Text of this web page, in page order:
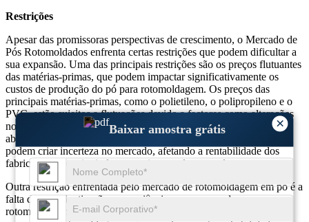
×
Baixar amostra grátis
Restrições
Apesar das promissoras perspectivas de crescimento, o Mercado de
Pós Rotomoldados enfrenta certas restrições que podem dificultar a
sua expansão. Uma das principais restrições são os preços flutuantes
das matérias-primas, que podem impactar significativamente os
custos de produção do pó para rotomoldagem. Os preços das
principais matérias-primas, como o polietileno, o polipropileno e o
PVC, estão sujeitos a flutuações devido a factores como alterações
nos preços do petróleo bruto, perturbações na cadeia de
abastecimento e tensões geopolíticas. Estas flutuações de preços
podem criar incerteza no mercado, afetando a rentabilidade dos
fabricantes e restringindo o crescimento do mercado.
Outra restrição enfrentada pelo mercado de rotomoldagem em pó é a
falta de conscientização e experiência no processo de
rotomoldagem, especialmente nas regiões em desenvolvimento. O